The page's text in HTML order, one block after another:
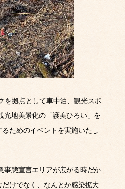
を拠点として車中泊、観光スポ
光地美景化の「護美ひろい」を
ためのイベントを実施いたし
事態宣言エリアが広がる時だか
だけでなく、なんとか感染拡大